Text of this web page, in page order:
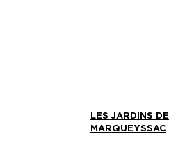
LES JARDINS DE
MARQUEYSSAC